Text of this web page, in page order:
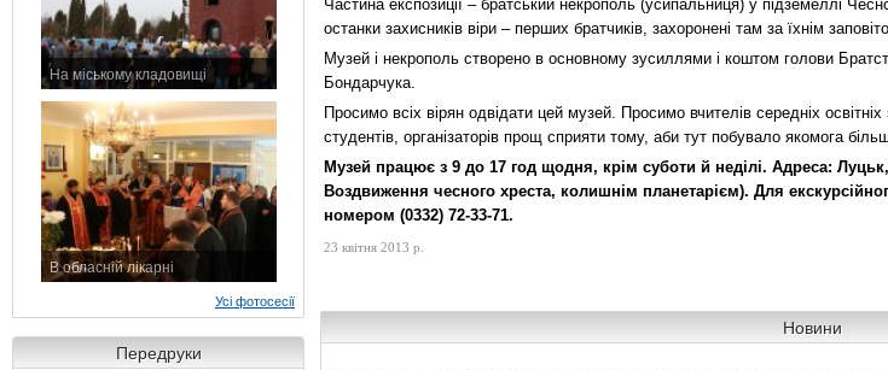
На міському кладовищі
В обласній лікарні
Усі фотосесії
Передруки
Частина експозиції – братський некрополь (усипальниця) у підземеллі
останки захисників віри – перших братчиків, захоронені там за їхнім
Музей і некрополь створено в основному зусиллями і коштом голови
Бондарчука.
Просимо всіх вірян одвідати цей музей. Просимо вчителів середніх
студентів, організаторів прощ сприяти тому, аби тут побувало якомога
Музей працює з 9 до 17 год щодня, крім суботи й неділі. Адреса:
Воздвиження чесного хреста, колишнім планетарієм). Для
номером (0332) 72-33-71.
23 квітня 2013 р.
Новини